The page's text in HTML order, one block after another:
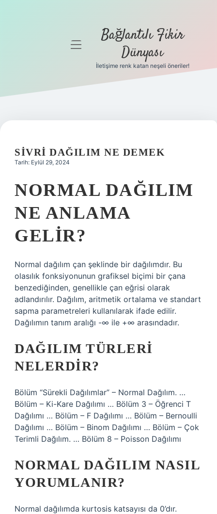
Gizlilik
Hakkımızda
menüyü
Bağlantılı Fikir
Dünyası
İletişime renk katan neşeli öneriler!
SIVRI DAĞILIM NE DEMEK
Tarih: Eylül 29, 2024
NORMAL DAĞILIM
NE ANLAMA
GELIR?
Normal dağılım çan şeklinde bir dağılımdır. Bu
olasılık fonksiyonunun grafiksel biçimi bir çana
benzediğinden, genellikle çan eğrisi olarak
adlandırılır. Dağılım, aritmetik ortalama ve standart
sapma parametreleri kullanılarak ifade edilir.
Dağılımın tanım aralığı -∞ ile +∞ arasındadır.
DAĞILIM TÜRLERI
NELERDIR?
Bölüm “Sürekli Dağılımlar” – Normal Dağılım. …
Bölüm – Ki-Kare Dağılımı … Bölüm 3 – Öğrenci T
Dağılımı … Bölüm – F Dağılımı … Bölüm – Bernoulli
Dağılımı … Bölüm – Binom Dağılımı … Bölüm – Çok
Terimli Dağılım. … Bölüm 8 – Poisson Dağılımı
NORMAL DAĞILIM NASIL
YORUMLANIR?
Normal dağılımda kurtosis katsayısı da 0’dır.